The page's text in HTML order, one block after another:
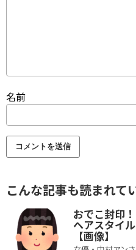
名前
こんな記事も読まれて
おでこ封印
ヘアスタイ
【画像】